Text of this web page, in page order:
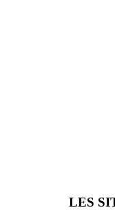
LES